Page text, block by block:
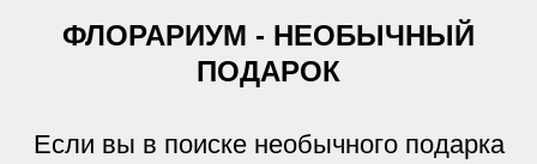
ФЛОРАРИУМ - НЕОБЫЧНЫЙ
ПОДАРОК
Если вы в поиске необычного подарка